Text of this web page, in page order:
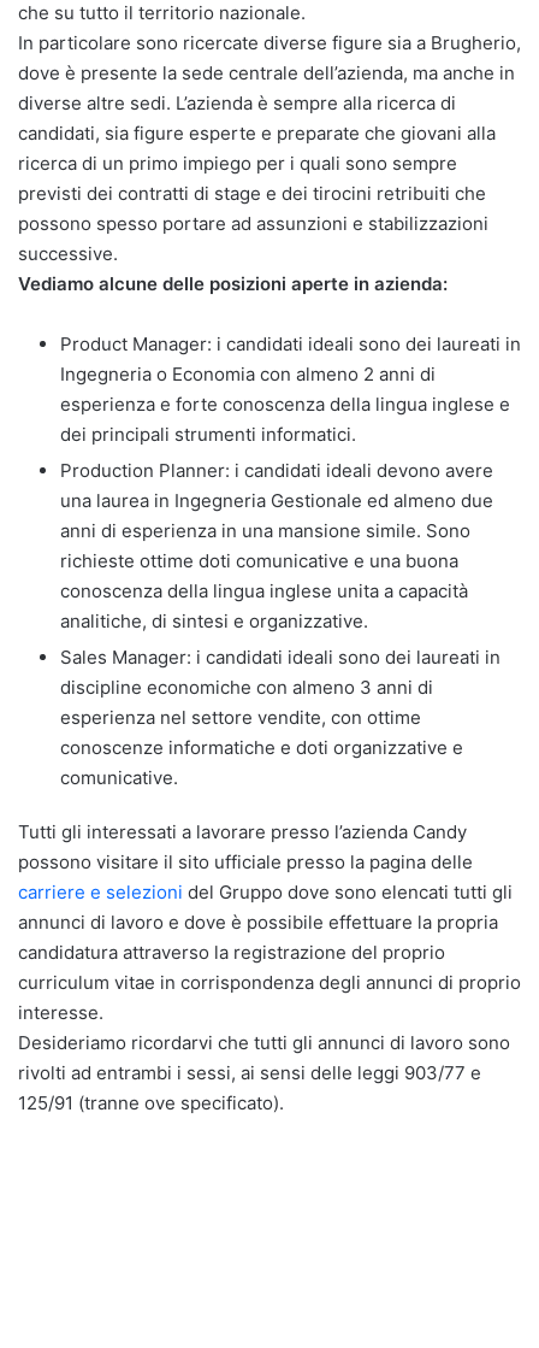
che su tutto il territorio nazionale.
In particolare sono ricercate diverse figure sia a Brugherio,
dove è presente la sede centrale dell’azienda, ma anche in
diverse altre sedi. L’azienda è sempre alla ricerca di
candidati, sia figure esperte e preparate che giovani alla
ricerca di un primo impiego per i quali sono sempre
previsti dei contratti di stage e dei tirocini retribuiti che
possono spesso portare ad assunzioni e stabilizzazioni
successive.
Vediamo alcune delle posizioni aperte in azienda:
Product Manager: i candidati ideali sono dei laureati in
Ingegneria o Economia con almeno 2 anni di
esperienza e forte conoscenza della lingua inglese e
dei principali strumenti informatici.
Production Planner: i candidati ideali devono avere
una laurea in Ingegneria Gestionale ed almeno due
anni di esperienza in una mansione simile. Sono
richieste ottime doti comunicative e una buona
conoscenza della lingua inglese unita a capacità
analitiche, di sintesi e organizzative.
Sales Manager: i candidati ideali sono dei laureati in
discipline economiche con almeno 3 anni di
esperienza nel settore vendite, con ottime
conoscenze informatiche e doti organizzative e
comunicative.
Tutti gli interessati a lavorare presso l’azienda Candy
possono visitare il sito ufficiale presso la pagina delle
carriere e selezioni del Gruppo dove sono elencati tutti gli
annunci di lavoro e dove è possibile effettuare la propria
candidatura attraverso la registrazione del proprio
curriculum vitae in corrispondenza degli annunci di proprio
interesse.
Desideriamo ricordarvi che tutti gli annunci di lavoro sono
rivolti ad entrambi i sessi, ai sensi delle leggi 903/77 e
125/91 (tranne ove specificato).